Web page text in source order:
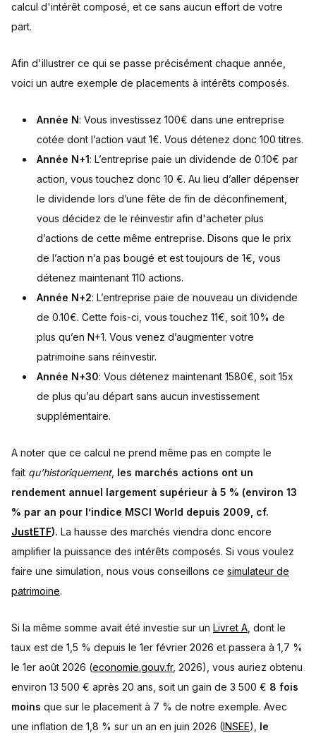
calcul d'intérêt composé, et ce sans aucun effort de votre
part.
Afin d'illustrer ce qui se passe précisément chaque année,
voici un autre exemple de placements à intérêts composés.
Année N: Vous investissez 100€ dans une entreprise
cotée dont l’action vaut 1€. Vous détenez donc 100 titres.
Année N+1: L’entreprise paie un dividende de 0.10€ par
action, vous touchez donc 10 €. Au lieu d’aller dépenser
le dividende lors d’une fête de fin de déconfinement,
vous décidez de le réinvestir afin d'acheter plus
d’actions de cette même entreprise. Disons que le prix
de l’action n’a pas bougé et est toujours de 1€, vous
détenez maintenant 110 actions.
Année N+2: L’entreprise paie de nouveau un dividende
de 0.10€. Cette fois-ci, vous touchez 11€, soit 10% de
plus qu’en N+1. Vous venez d’augmenter votre
patrimoine sans réinvestir.
Année N+30: Vous détenez maintenant 1580€, soit 15x
de plus qu’au départ sans aucun investissement
supplémentaire.
A noter que ce calcul ne prend même pas en compte le
fait qu’historiquement, les marchés actions ont un
rendement annuel largement supérieur à 5 % (environ 13
% par an pour l’indice MSCI World depuis 2009, cf.
JustETF). La hausse des marchés viendra donc encore
amplifier la puissance des intérêts composés. Si vous voulez
faire une simulation, nous vous conseillons ce simulateur de
patrimoine.
Si la même somme avait été investie sur un Livret A , dont le
taux est de 1,5 % depuis le 1er février 2026 et passera à 1,7 %
le 1er août 2026 (economie.gouv.fr, 2026), vous auriez obtenu
environ 13 500 € après 20 ans, soit un gain de 3 500 € 8 fois
moins que sur le placement à 7 % de notre exemple. Avec
une inflation de 1,8 % sur un an en juin 2026 (INSEE), le